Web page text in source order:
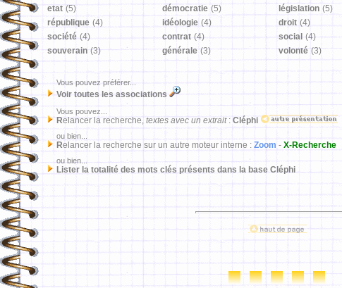
etat (5) démocratie (5) législation (5)
république (4) idéologie (4) droit (4)
société (4) contrat (4) social (4)
souverain (3) générale (3) volonté (3)
Vous pouvez préférer...
Voir toutes les associations
Vous pouvez...
Relancer la recherche, textes avec un extrait: Cléphi
ou bien...
Relancer la recherche sur un autre moteur interne : Zoom - X-Recherche
ou bien...
Lister la totalité des mots clés présents dans la base Cléphi